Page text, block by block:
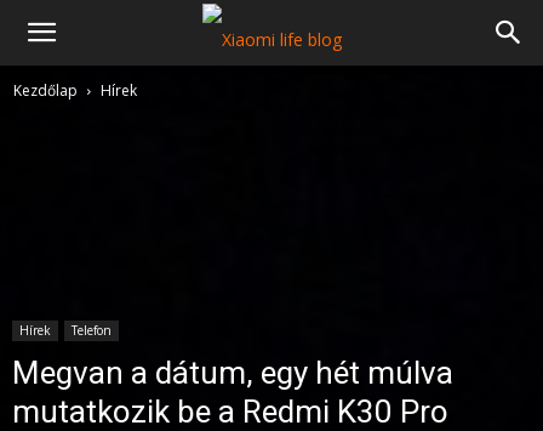
Kezdőlap Hírek
Hírek Telefon
Megvan a dátum, egy hét múlva
mutatkozik be a Redmi K30 Pro